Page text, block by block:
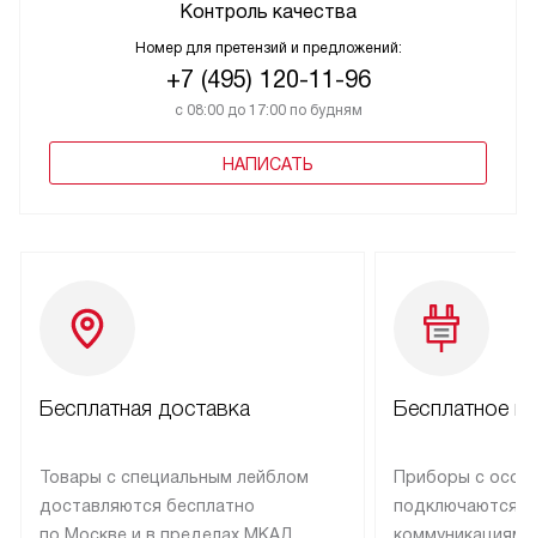
Контроль качества
Номер для претензий и предложений:
+7 (495) 120-11-96
с 08:00 до 17:00 по будням
НАПИСАТЬ
Бесплатная доставка
Товары с специальным лейблом
доставляются бесплатно
Бесплатное
Приборы с
подключаются к